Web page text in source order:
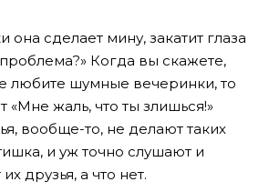
она сделает мину, закатит глаза
Когда вы скажете,
любите шумные вечеринки, то
«Мне жаль, что ты злишься!»
вообще-то, не делают таких
и уж точно слушают и
друзья, а что нет.